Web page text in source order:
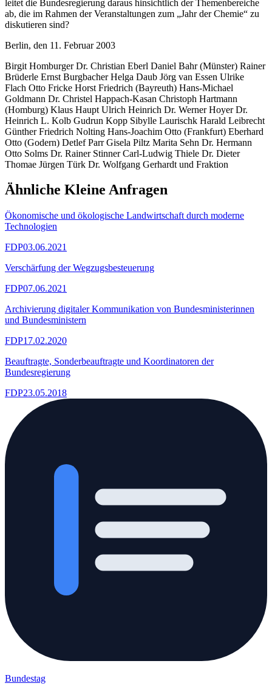
leitet die Bundesregierung daraus hinsichtlich der Themenbereiche
ab, die im Rahmen der Veranstaltungen zum „Jahr der Chemie“ zu
diskutieren sind?
Berlin, den 11. Februar 2003
Birgit Homburger Dr. Christian Eberl Daniel Bahr (Münster) Rainer
Brüderle Ernst Burgbacher Helga Daub Jörg van Essen Ulrike
Flach Otto Fricke Horst Friedrich (Bayreuth) Hans-Michael
Goldmann Dr. Christel Happach-Kasan Christoph Hartmann
(Homburg) Klaus Haupt Ulrich Heinrich Dr. Werner Hoyer Dr.
Heinrich L. Kolb Gudrun Kopp Sibylle Laurischk Harald Leibrecht
Günther Friedrich Nolting Hans-Joachim Otto (Frankfurt) Eberhard
Otto (Godern) Detlef Parr Gisela Piltz Marita Sehn Dr. Hermann
Otto Solms Dr. Rainer Stinner Carl-Ludwig Thiele Dr. Dieter
Thomae Jürgen Türk Dr. Wolfgang Gerhardt und Fraktion
Ähnliche Kleine Anfragen
Ökonomische und ökologische Landwirtschaft durch moderne
Technologien
FDP03.06.2021
Verschärfung der Wegzugsbesteuerung
FDP07.06.2021
Archivierung digitaler Kommunikation von Bundesministerinnen
und Bundesministern
FDP17.02.2020
Beauftragte, Sonderbeauftragte und Koordinatoren der
Bundesregierung
FDP23.05.2018
Bundestag